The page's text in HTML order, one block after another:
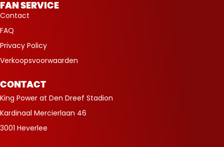
FAN SERVICE
Contact
FAQ
Privacy Policy
Verkoopsvoorwaarden
CONTACT
King Power at Den Dreef Stadion
Kardinaal Mercierlaan 46
3001 Heverlee